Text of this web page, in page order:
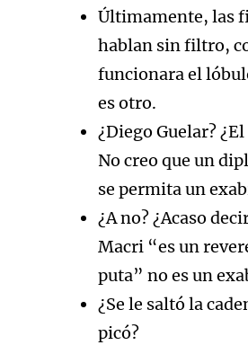
Últimamente, las
hablan sin filtro,
funcionara el
es otro.
¿Diego Guelar?
No creo que un
se permita un
¿A no? ¿Acaso
Macri “es un
puta” no es un
¿Se le saltó la
picó?